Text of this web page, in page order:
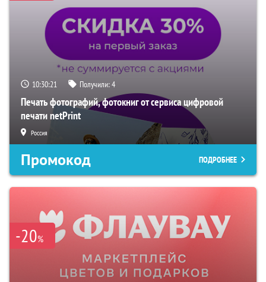
10:30:20 Получили:4
Печать фотографий, фотокниг от сервиса цифровой
печати netPrint
Россия
Промокод ПОДРОБНЕЕ
-20%